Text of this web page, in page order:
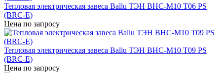
Тепловая электрическая завеса Ballu ТЭН BHC-M10 T06 PS
(BRC-E)
Цена по запросу
Тепловая электрическая завеса Ballu ТЭН BHC-M10 T09 PS
(BRC-E)
Цена по запросу